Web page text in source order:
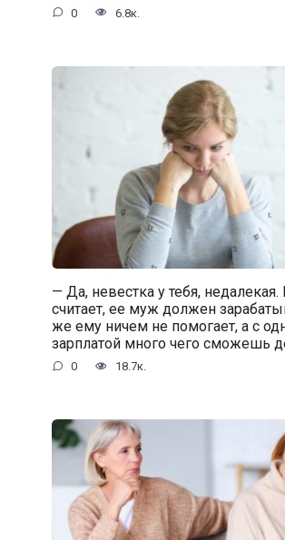
0 6.8к.
— Да, невестка у тебя, недалекая.
считает, ее муж должен
же ему ничем не помогает, а с
зарплатой много чего сможешь
0 18.7к.